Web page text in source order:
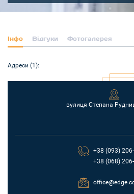
Інфо Відгуки Фотогалерея
Адреси (1):
вулиця Степана
+38 (093)
+38 (068)